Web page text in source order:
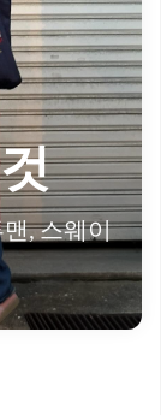
, 스웨이